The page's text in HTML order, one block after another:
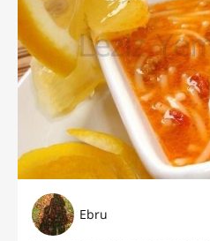
Ebru